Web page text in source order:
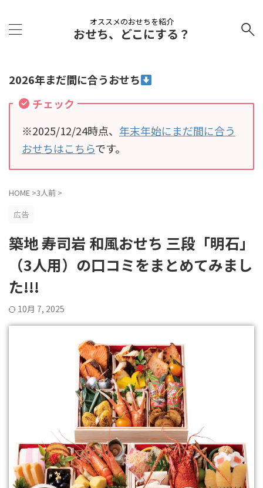
オススメのおせちを紹介
おせち、どこにする？
2026年まだ間に合うおせち
チェック
※2025/12/24時点、 年末年始にまだ間に合う
おせちはこちらです。
HOME >3人前 >
広告
築地 寿司岩 和風おせち 三段「明石」
（3人用）の口コミをまとめてみまし
た!!!
10月 7, 2025